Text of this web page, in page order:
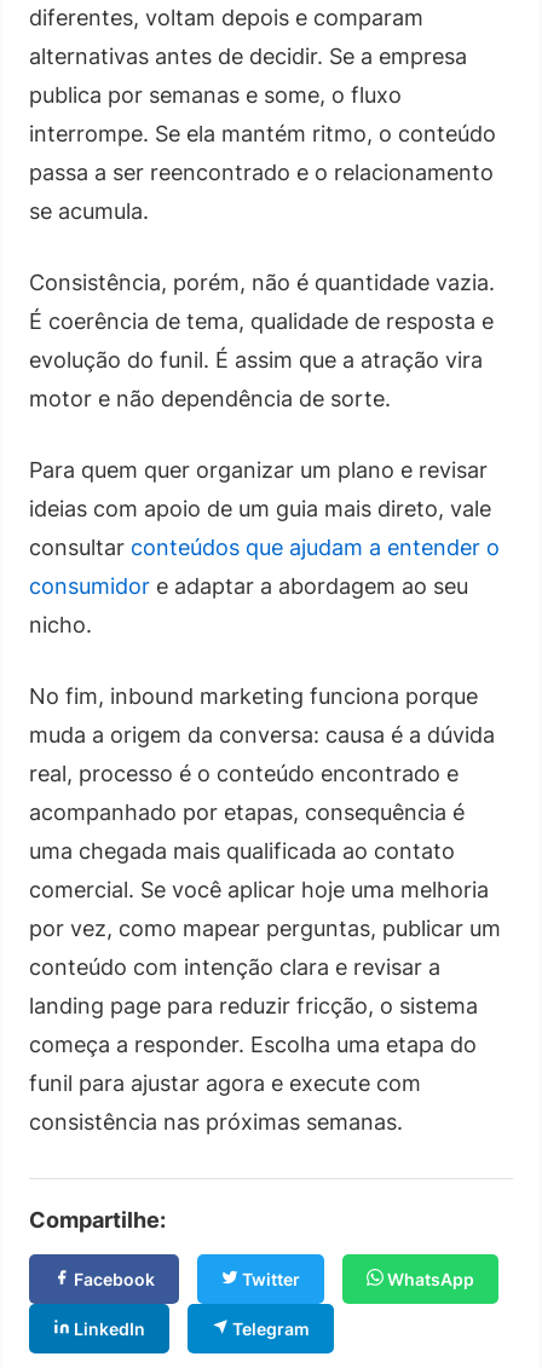
diferentes, voltam depois e comparam
alternativas antes de decidir. Se a empresa
publica por semanas e some, o fluxo
interrompe. Se ela mantém ritmo, o conteúdo
passa a ser reencontrado e o relacionamento
se acumula.
Consistência, porém, não é quantidade vazia.
É coerência de tema, qualidade de resposta e
evolução do funil. É assim que a atração vira
motor e não dependência de sorte.
Para quem quer organizar um plano e revisar
ideias com apoio de um guia mais direto, vale
consultar conteúdos que ajudam a entender o
consumidor e adaptar a abordagem ao seu
nicho.
No fim, inbound marketing funciona porque
muda a origem da conversa: causa é a dúvida
real, processo é o conteúdo encontrado e
acompanhado por etapas, consequência é
uma chegada mais qualificada ao contato
comercial. Se você aplicar hoje uma melhoria
por vez, como mapear perguntas, publicar um
conteúdo com intenção clara e revisar a
landing page para reduzir fricção, o sistema
começa a responder. Escolha uma etapa do
funil para ajustar agora e execute com
consistência nas próximas semanas.
Compartilhe:
Facebook Twitter WhatsApp
LinkedIn Telegram